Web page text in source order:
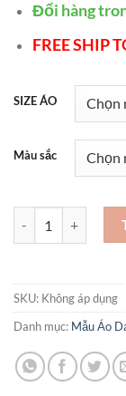
Đổi hàng
FREE SHIP
SIZE ÁO
Màu sắc
Shop áo da bò
SKU: Không áp dụng
Danh mục: Mẫu Áo